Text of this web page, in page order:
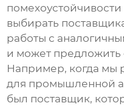
выбирать
работы с
и может
Например, когда мы
для промышленной
был поставщик,